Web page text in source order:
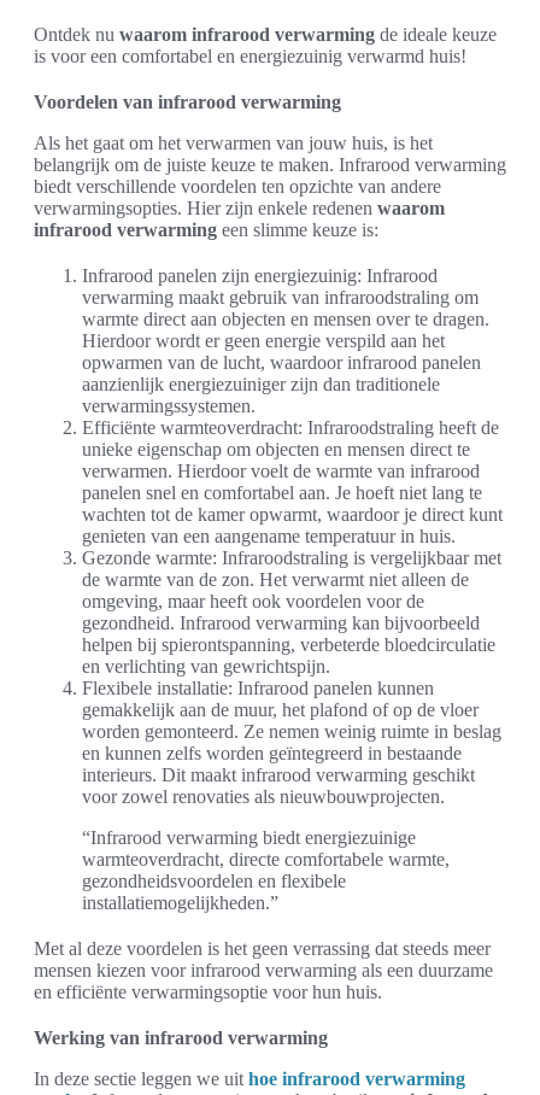
Ontdek nu waarom infrarood verwarming de ideale keuze
is voor een comfortabel en energiezuinig verwarmd huis!
Voordelen van infrarood verwarming
Als het gaat om het verwarmen van jouw huis, is het
belangrijk om de juiste keuze te maken. Infrarood verwarming
biedt verschillende voordelen ten opzichte van andere
verwarmingsopties. Hier zijn enkele redenen waarom
infrarood verwarming een slimme keuze is:
Infrarood panelen zijn energiezuinig: Infrarood
verwarming maakt gebruik van infraroodstraling om
warmte direct aan objecten en mensen over te dragen.
Hierdoor wordt er geen energie verspild aan het
opwarmen van de lucht, waardoor infrarood panelen
aanzienlijk energiezuiniger zijn dan traditionele
verwarmingssystemen.
Efficiënte warmteoverdracht: Infraroodstraling heeft de
unieke eigenschap om objecten en mensen direct te
verwarmen. Hierdoor voelt de warmte van infrarood
panelen snel en comfortabel aan. Je hoeft niet lang te
wachten tot de kamer opwarmt, waardoor je direct kunt
genieten van een aangename temperatuur in huis.
Gezonde warmte: Infraroodstraling is vergelijkbaar met
de warmte van de zon. Het verwarmt niet alleen de
omgeving, maar heeft ook voordelen voor de
gezondheid. Infrarood verwarming kan bijvoorbeeld
helpen bij spierontspanning, verbeterde bloedcirculatie
en verlichting van gewrichtspijn.
Flexibele installatie: Infrarood panelen kunnen
gemakkelijk aan de muur, het plafond of op de vloer
worden gemonteerd. Ze nemen weinig ruimte in beslag
en kunnen zelfs worden geïntegreerd in bestaande
interieurs. Dit maakt infrarood verwarming geschikt
voor zowel renovaties als nieuwbouwprojecten.
“Infrarood verwarming biedt energiezuinige
warmteoverdracht, directe comfortabele warmte,
gezondheidsvoordelen en flexibele
installatiemogelijkheden.”
Met al deze voordelen is het geen verrassing dat steeds meer
mensen kiezen voor infrarood verwarming als een duurzame
en efficiënte verwarmingsoptie voor hun huis.
Werking van infrarood verwarming
In deze sectie leggen we uit hoe infrarood verwarming